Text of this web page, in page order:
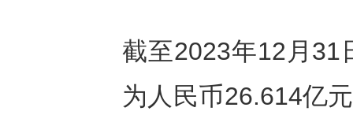
截至2023年12月31
为人民币26.614亿